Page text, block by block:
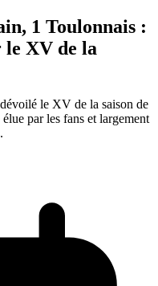
1 Toulonnais :
le XV de la
le XV de la saison de
par les fans et largement